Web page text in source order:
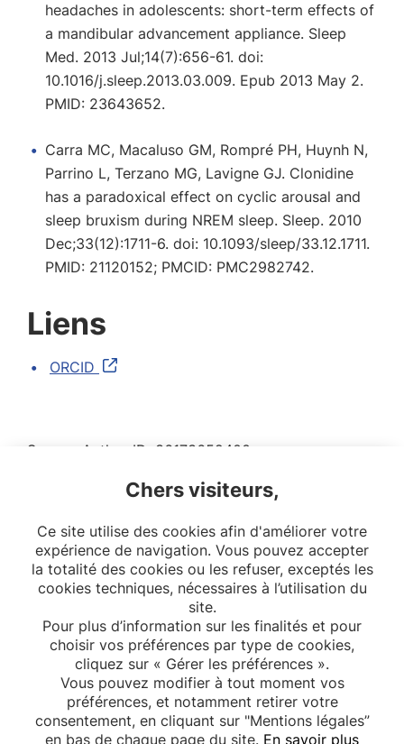
headaches in adolescents: short-term effects of
a mandibular advancement appliance. Sleep
Med. 2013 Jul;14(7):656-61. doi:
10.1016/j.sleep.2013.03.009. Epub 2013 May 2.
PMID: 23643652.
Carra MC, Macaluso GM, Rompré PH, Huynh N,
Parrino L, Terzano MG, Lavigne GJ. Clonidine
has a paradoxical effect on cyclic arousal and
sleep bruxism during NREM sleep. Sleep. 2010
Dec;33(12):1711-6. doi: 10.1093/sleep/33.12.1711.
PMID: 21120152; PMCID: PMC2982742.
Liens
ORCID
Scopus Author ID: 36173652400
Loop profile: 1035283
SciProfiles: 464400
Chers visiteurs,
Ce site utilise des cookies afin d'améliorer votre
expérience de navigation. Vous pouvez accepter
la totalité des cookies ou les refuser, exceptés les
cookies techniques, nécessaires à l’utilisation du
site.
Pour plus d’information sur les finalités et pour
choisir vos préférences par type de cookies,
cliquez sur « Gérer les préférences ».
Vous pouvez modifier à tout moment vos
préférences, et notamment retirer votre
consentement, en cliquant sur "Mentions légales”
en bas de chaque page du site. En savoir plus